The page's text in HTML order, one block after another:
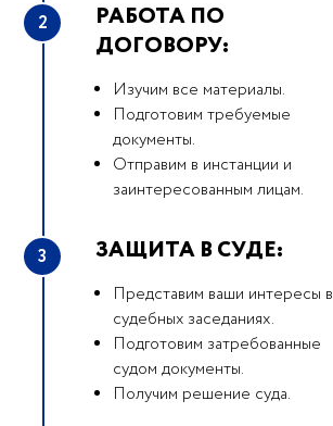
2
РАБОТА ПО
ДОГОВОРУ:
Изучим все материалы.
Подготовим требуемые
документы.
Отправим в инстанции и
заинтересованным лицам.
3 ЗАЩИТА В СУДЕ:
Представим ваши интересы в
судебных заседаниях.
Подготовим затребованные
судом документы.
Получим решение суда.